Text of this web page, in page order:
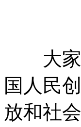
大家
国人民
放和社